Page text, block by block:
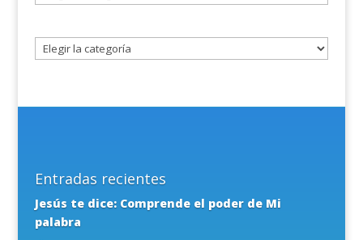
un
Entradas recientes
Jesús te dice: Comprende el poder de Mi
palabra